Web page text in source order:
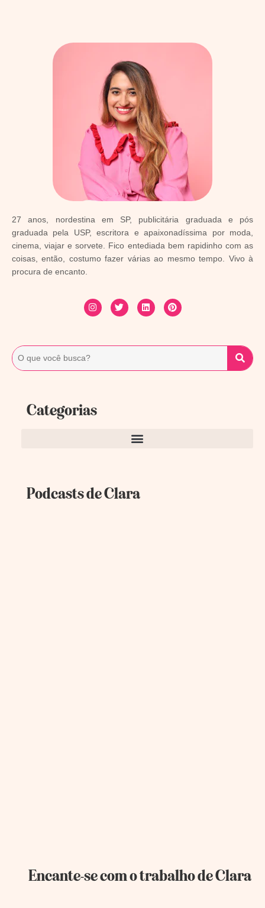
27 anos, nordestina em SP, publicitária graduada e pós
graduada pela USP, escritora e apaixonadíssima por moda,
cinema, viajar e sorvete. Fico entediada bem rapidinho com as
coisas, então, costumo fazer várias ao mesmo tempo. Vivo à
procura de encanto.
Categorias
Podcasts de Clara
Encante-se com o trabalho de Clara